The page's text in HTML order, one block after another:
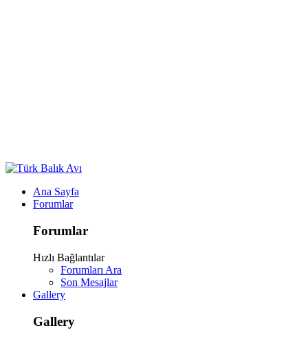
Ana Sayfa
Forumlar
Forumlar
Hızlı Bağlantılar
Forumları Ara
Son Mesajlar
Gallery
Gallery